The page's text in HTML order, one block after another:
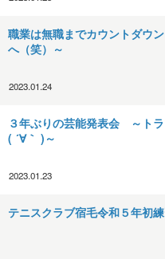
職業は無職までカウントダウ
へ（笑）～
2023.01.24
３年ぶりの芸能発表会 ～ト
( ´∀｀ )～
2023.01.23
テニスクラブ宿毛令和５年初